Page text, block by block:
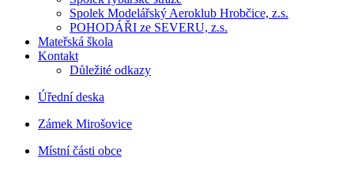
Spolek Modelářský Aeroklub Hrobčice, z.s.
POHODÁŘI ze SEVERU, z.s.
Mateřská škola
Kontakt
Důležité odkazy
Úřední deska
Zámek Mirošovice
Místní části obce